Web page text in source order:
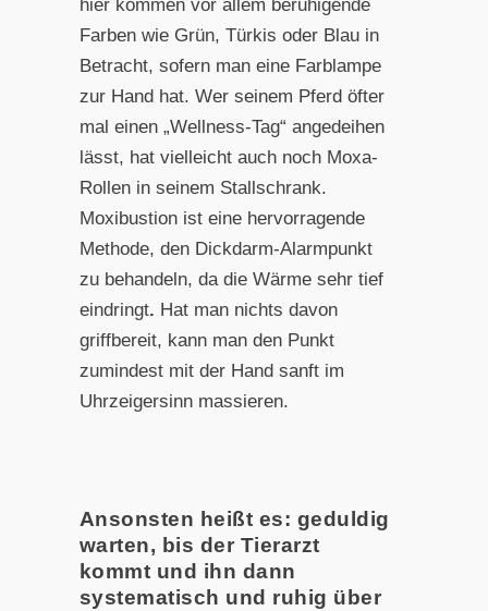
hier kommen vor allem beruhigende
Farben wie Grün, Türkis oder Blau in
Betracht, sofern man eine Farblampe
zur Hand hat. Wer seinem Pferd öfter
mal einen „Wellness-Tag“ angedeihen
lässt, hat vielleicht auch noch Moxa-
Rollen in seinem Stallschrank.
Moxibustion ist eine hervorragende
Methode, den Dickdarm-Alarmpunkt
zu behandeln, da die Wärme sehr tief
eindringt. Hat man nichts davon
griffbereit, kann man den Punkt
zumindest mit der Hand sanft im
Uhrzeigersinn massieren.
Ansonsten heißt es: geduldig
warten, bis der Tierarzt
kommt und ihn dann
systematisch und ruhig über